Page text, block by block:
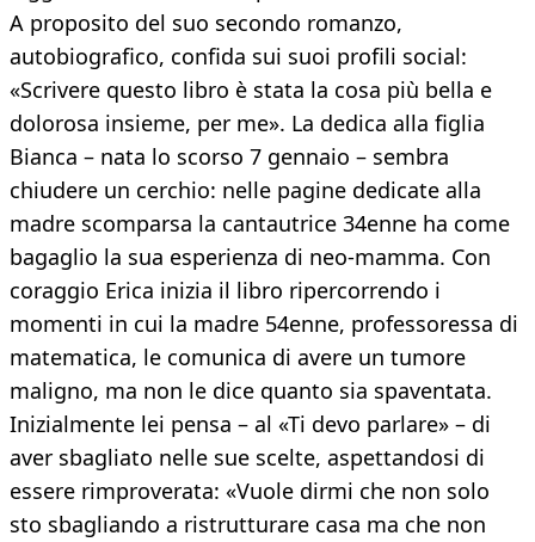
A proposito del suo secondo romanzo,
autobiografico, confida sui suoi profili social:
«Scrivere questo libro è stata la cosa più bella e
dolorosa insieme, per me». La dedica alla figlia
Bianca – nata lo scorso 7 gennaio – sembra
chiudere un cerchio: nelle pagine dedicate alla
madre scomparsa la cantautrice 34enne ha come
bagaglio la sua esperienza di neo-mamma. Con
coraggio Erica inizia il libro ripercorrendo i
momenti in cui la madre 54enne, professoressa di
matematica, le comunica di avere un tumore
maligno, ma non le dice quanto sia spaventata.
Inizialmente lei pensa – al «Ti devo parlare» – di
aver sbagliato nelle sue scelte, aspettandosi di
essere rimproverata: «Vuole dirmi che non solo
sto sbagliando a ristrutturare casa ma che non